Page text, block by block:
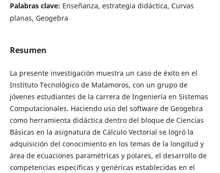
Palabras clave: Enseñanza, estrategia didáctica, Curvas
planas, Geogebra
Resumen
La presente investigación muestra un caso de éxito en el
Instituto Tecnológico de Matamoros, con un grupo de
jóvenes estudiantes de la carrera de Ingeniería en Sistemas
Computacionales. Haciendo uso del software de Geogebra
como herramienta didáctica dentro del bloque de Ciencias
Básicas en la asignatura de Cálculo Vectorial se logró la
adquisición del conocimiento en los temas de la longitud y
área de ecuaciones paramétricas y polares, el desarrollo de
competencias específicas y genéricas establecidas en el